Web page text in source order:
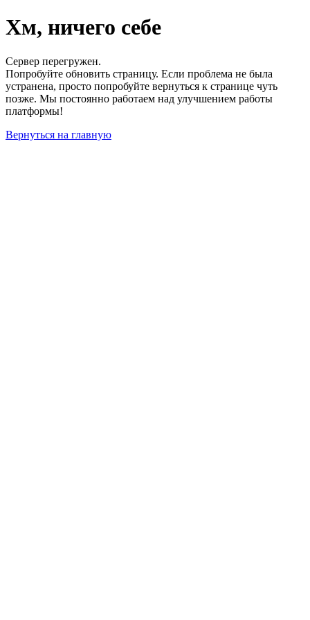
Хм, ничего себе
Сервер перегружен.
Попробуйте обновить страницу. Если проблема не была
устранена, просто попробуйте вернуться к странице чуть
позже. Мы постоянно работаем над улучшением работы
платформы!
Вернуться на главную